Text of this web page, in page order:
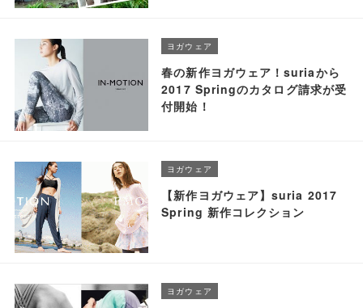
ヨガウェア
春の新作ヨガウェア！suriaから
2017 Springのカタログ請求が受
付開始！
ヨガウェア
【新作ヨガウェア】suria 2017
Spring 新作コレクション
ヨガウェア